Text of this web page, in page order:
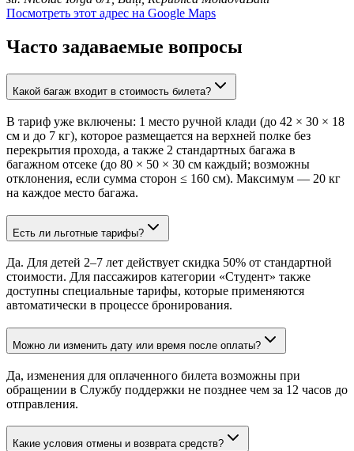
Посмотреть этот адрес на Google Maps
Часто задаваемые вопросы
Какой багаж входит в стоимость билета?
В тариф уже включены: 1 место ручной клади (до 42 × 30 × 18
см и до 7 кг), которое размещается на верхней полке без
перекрытия прохода, а также 2 стандартных багажа в
багажном отсеке (до 80 × 50 × 30 см каждый; возможны
отклонения, если сумма сторон ≤ 160 см). Максимум — 20 кг
на каждое место багажа.
Есть ли льготные тарифы?
Да. Для детей 2–7 лет действует скидка 50% от стандартной
стоимости. Для пассажиров категории «Студент» также
доступны специальные тарифы, которые применяются
автоматически в процессе бронирования.
Можно ли изменить дату или время после оплаты?
Да, изменения для оплаченного билета возможны при
обращении в Службу поддержки не позднее чем за 12 часов до
отправления.
Какие условия отмены и возврата средств?